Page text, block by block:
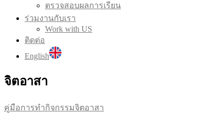
ตรวจสอบผลการเรียน
ร่วมงานกับเรา
Work with US
ติดต่อ
English
จิตอาสา
คู่มือการทำกิจกรรมจิตอาสา